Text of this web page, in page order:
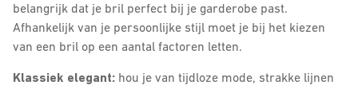
belangrijk dat je bril perfect bij je garderobe past.
Afhankelijk van je persoonlijke stijl moet je bij het kiezen
van een bril op een aantal factoren letten.
Klassiek elegant: hou je van tijdloze mode, strakke lijnen